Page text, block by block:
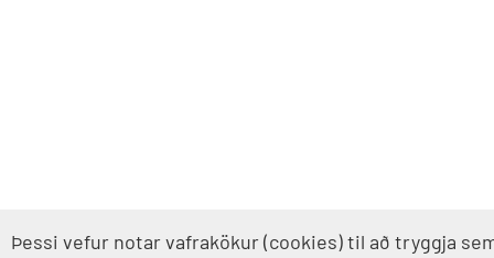
Þessi vefur notar vafrakökur (cookies) til að tryggja